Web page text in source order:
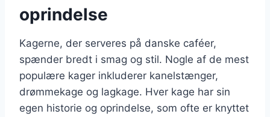
oprindelse
Kagerne, der serveres på danske caféer,
spænder bredt i smag og stil. Nogle af de mest
populære kager inkluderer kanelstænger,
drømmekage og lagkage. Hver kage har sin
egen historie og oprindelse, som ofte er knyttet